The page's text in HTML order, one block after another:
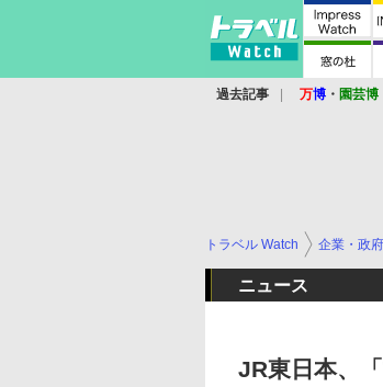
過去記事 万博 ・ 園芸博
トラベル Watch 企業・政
ニュース
JR東日本、